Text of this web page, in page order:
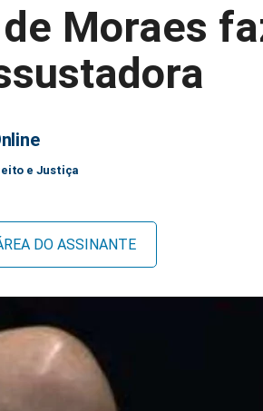
Moraes
e Justiça
DO ASSINANTE